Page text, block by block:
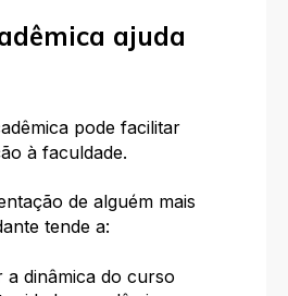
ajuda
pode facilitar
à faculdade.
de alguém mais
tende a:
a dinâmica do curso